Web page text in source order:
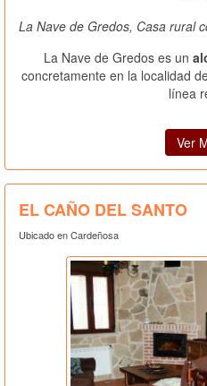
La Nave de Gredos, Casa rural
La Nave de Gredos es un
concretamente en la localidad
línea
Ver
EL CAÑO DEL SANTO
Ubicado en Cardeñosa